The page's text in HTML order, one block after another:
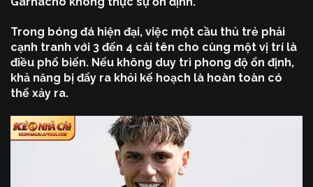
Trong bóng đá hiện đại, việc một cầu thủ trẻ phải
cạnh tranh với 3 đến 4 cái tên cho cùng một vị trí là
điều phổ biến. Nếu không duy trì phong độ ổn định,
khả năng bị đẩy ra khỏi kế hoạch là hoàn toàn có
thể xảy ra.